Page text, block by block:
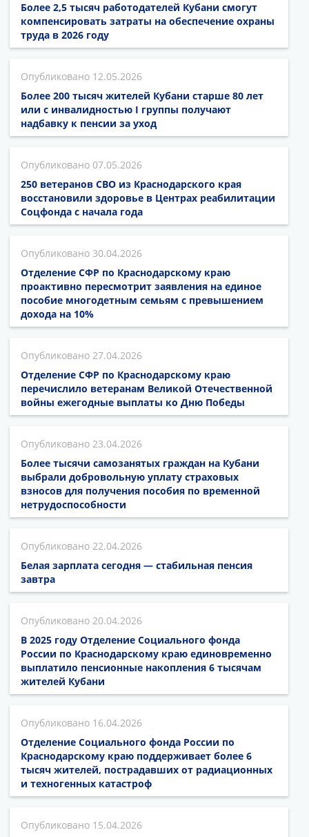
Более 2,5 тысяч работодателей Кубани смогут
компенсировать затраты на обеспечение охраны
труда в 2026 году
12.05.2026
Более 200 тысяч жителей Кубани старше 80 лет
или с инвалидностью I группы получают
надбавку к пенсии за уход
07.05.2026
250 ветеранов СВО из Краснодарского края
восстановили здоровье в Центрах реабилитации
Соцфонда с начала года
30.04.2026
Отделение СФР по Краснодарскому краю
проактивно пересмотрит заявления на единое
пособие многодетным семьям с превышением
дохода на 10%
27.04.2026
Отделение СФР по Краснодарскому краю
перечислило ветеранам Великой Отечественной
войны ежегодные выплаты ко Дню Победы
23.04.2026
Более тысячи самозанятых граждан на Кубани
выбрали добровольную уплату страховых
взносов для получения пособия по временной
нетрудоспособности
22.04.2026
Белая зарплата сегодня — стабильная пенсия
завтра
20.04.2026
В 2025 году Отделение Социального фонда
России по Краснодарскому краю единовременно
выплатило пенсионные накопления 6 тысячам
жителей Кубани
16.04.2026
Отделение Социального фонда России по
Краснодарскому краю поддерживает более 6
тысяч жителей, пострадавших от радиационных
и техногенных катастроф
15.04.2026